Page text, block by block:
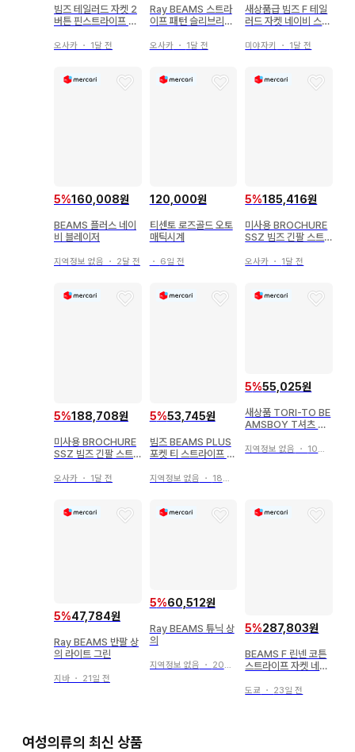
빔즈 테일러드 자켓 2
버튼 핀스트라이프 긴
오사카 ・ 1달 전
Ray BEAMS 스트라
이프 패턴 슬리브리스
오사카・ 1달 전
새상품급 빔즈 F 테일
러드 자켓 네이비 스트
미야자키 ・ 1달 전
5%160,008원
BEAMS 플러스 네이
비 블레이저
지역정보 없음 ・ 2달 전
120,000원
티센토 로즈골드 오토
매틱시계
・ 6일 전
5%185,416원
미사용 BROCHURE
SSZ 빔즈 긴팔 스트
오사카 ・ 1달 전
5%188,708원
미사용 BROCHURE
SSZ 빔즈 긴팔 스트
오사카 ・ 1달 전
5%53,745원
빔즈 BEAMS PLUS
포켓 티 스트라이프 파
지역정보 없음 ・ 18일 전
5%55,025원
새상품 TORI-TO BE
AMSBOY T셔츠 화
지역정보 없음 ・ 10일 전
5%47,784원
Ray BEAMS 반팔 상
의 라이트 그린
지바 ・ 21일 전
5%60,512원
Ray BEAMS 튜닉 상
의
지역정보 없음 ・ 20일 전
5%287,803원
BEAMS F 린넨 코튼
스트라이프 자켓 네이
도쿄 ・ 23일 전
여성의류의 최신 상품